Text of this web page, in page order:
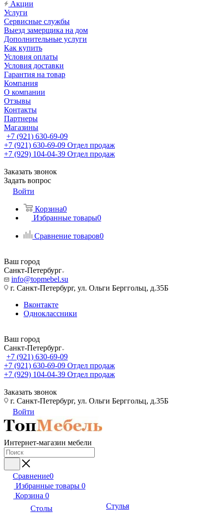
Акции
Услуги
Сервисные службы
Выезд замерщика на дом
Дополнительные услуги
Как купить
Условия оплаты
Условия доставки
Гарантия на товар
Компания
О компании
Отзывы
Контакты
Партнеры
Магазины
+7 (921) 630-69-09
+7 (921) 630-69-09 Отдел продаж
+7 (929) 104-04-39 Отдел продаж
Заказать звонок
Задать вопрос
Войти
Корзина0
Избранные товары0
Сравнение товаров0
Ваш город
Санкт-Петербург
info@topmebel.su
г. Санкт-Петербург, ул. Ольги Берггольц, д.35Б
Вконтакте
Одноклассники
Ваш город
Санкт-Петербург
+7 (921) 630-69-09
+7 (921) 630-69-09 Отдел продаж
+7 (929) 104-04-39 Отдел продаж
Заказать звонок
г. Санкт-Петербург, ул. Ольги Берггольц, д.35Б
Войти
Интернет-магазин мебели
Сравнение0
Избранные товары 0
Корзина 0
Столы Стулья